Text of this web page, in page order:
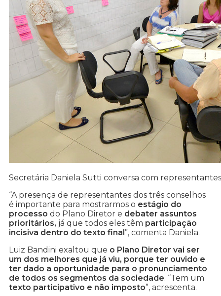
Secretária Daniela Sutti conversa com
“A presença de representantes dos três conselhos
é importante para mostrarmos o estágio do
processo do Plano Diretor e debater assuntos
prioritários, já que todos eles têm participação
incisiva dentro do texto final”, comenta Daniela.
Luiz Bandini exaltou que o Plano Diretor vai ser
um dos melhores que já viu, porque ter ouvido e
ter dado a oportunidade para o pronunciamento
de todos os segmentos da sociedade. “Tem um
texto participativo e não imposto”, acrescenta.